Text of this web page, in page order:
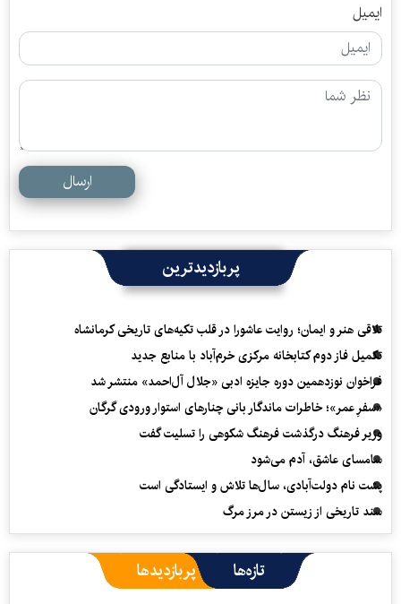
ایمیل
ارسال
پربازدیدترین
تلاقی هنر و ایمان؛ روایت عاشورا در قلب تکیه‌های تاریخی کرمانشاه
تکمیل فاز دوم کتابخانه مرکزی خرم‌آباد با منابع جدید
فراخوان نوزدهمین دوره جایزه ادبی «جلال آل‌احمد» منتشر شد
«سفرِ عمر»؛ خاطرات ماندگار بانی چنارهای استوار ورودی گرگان
وزیر فرهنگ درگذشت فرهنگ شکوهی را تسلیت گفت
سامسای عاشق، آدم می‌شود
پشت نام دولت‌آبادی، سال‌ها تلاش و ایستادگی است
سند تاریخی از زیستن در مرز مرگ
تازه‌ها پربازدیدها